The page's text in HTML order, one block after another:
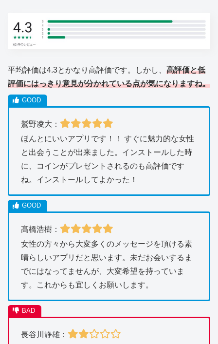
平均評価は4.3とかなり高評価です。しかし、 高評価と低
評価にはっきり意見が分かれている点が気になりますね。
鷲野凌大：
ほんとにいいアプリです！！ すぐに魅力的な女性
と出会うことが出来ました。インストールした時
に、コインがプレゼントされるのも高評価です
ね。インストールしてよかった！
髙橋浩樹：
女性の方々から大変多くのメッセージを頂ける素
晴らしいアプリだと思います。未だお会いするま
でにはなってませんが、大変希望を持っていま
す。これからも宜しくお願いします。
長谷川静雄：